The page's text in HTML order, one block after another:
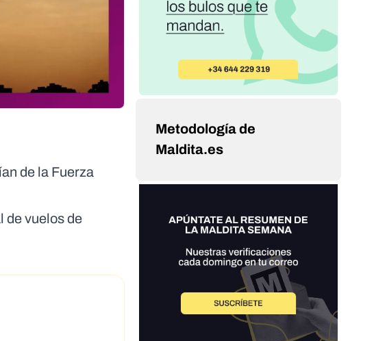
de la Fuerza
de vuelos de
Metodología de
Maldita.es